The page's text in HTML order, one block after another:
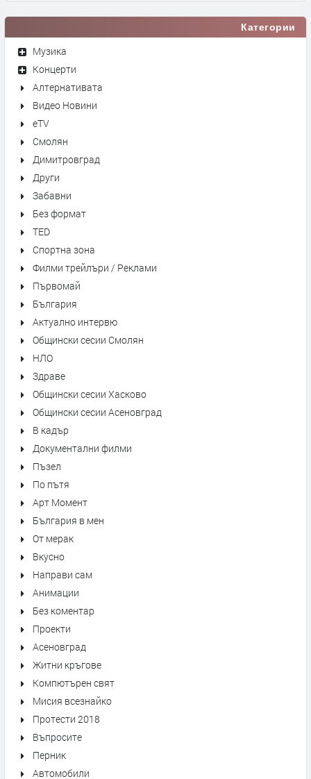
Категории
Музика
Концерти
Алтернативата
Видео Новини
eTV
Смолян
Димитровград
Други
Забавни
Без формат
TED
Спортна зона
Филми трейлъри / Реклами
Първомай
България
Актуално интервю
Общински сесии Смолян
НЛО
Здраве
Общински сесии Хасково
Общински сесии Асеновград
В кадър
Документални филми
Пъзел
По пътя
Арт Момент
България в мен
От мерак
Вкусно
Направи сам
Анимации
Без коментар
Проекти
Асеновград
Житни кръгове
Компютърен свят
Мисия всезнайко
Протести 2018
Въпросите
Перник
Автомобили